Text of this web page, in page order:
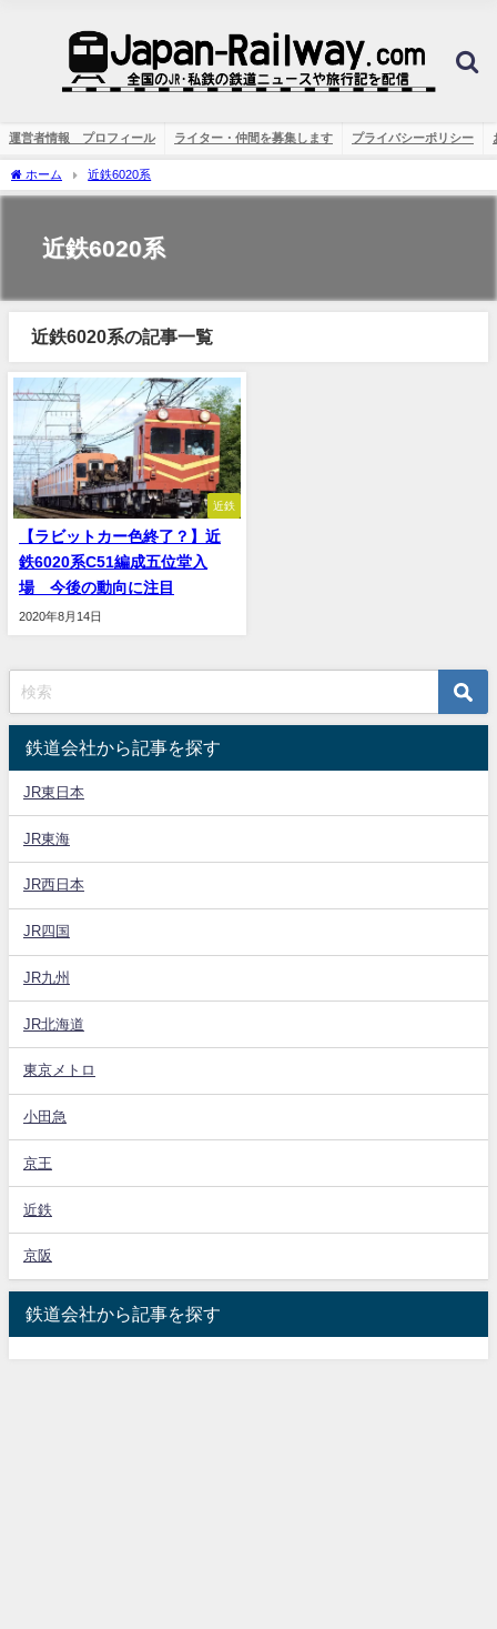
運営者情報 プロフィール ライター・仲間を募集します プライバシーポリシー
ホーム 近鉄6020系
近鉄6020系
近鉄6020系の記事一覧
近鉄
【ラビットカー色終了？】近
鉄6020系C51編成五位堂入
場 今後の動向に注目
2020年8月14日
鉄道会社から記事を探す
JR東日本
JR東海
JR西日本
JR四国
JR九州
JR北海道
東京メトロ
小田急
京王
近鉄
京阪
鉄道会社から記事を探す